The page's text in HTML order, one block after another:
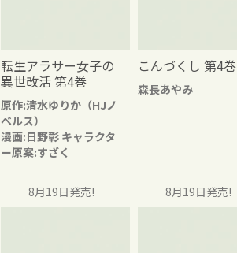
転生アラサー女子の
異世改活 第4巻
原作:清水ゆりか（HJノ
ベルス）
漫画:日野彰 キャラクタ
ー原案:すざく
こんづくし 第4巻
森長あやみ
8月19日発売! 8月19日発売!